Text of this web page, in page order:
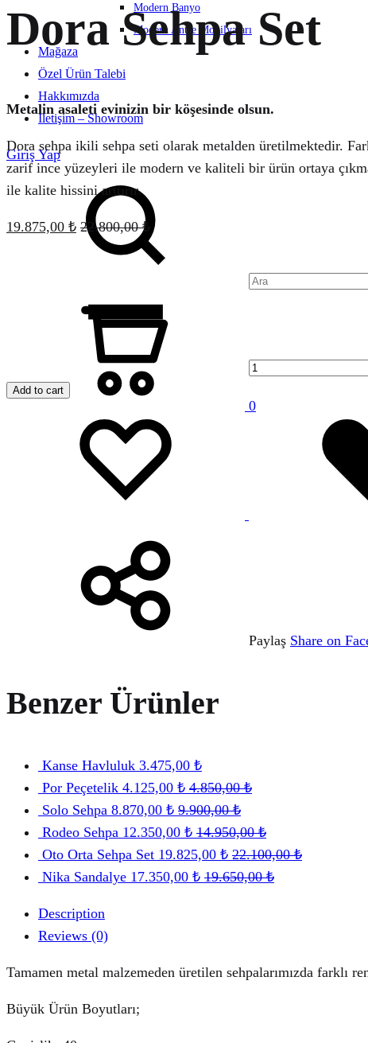
Modern Banyo
Modern Antre Mobilyaları
Mağaza
Özel Ürün Talebi
Hakkımızda
İletişim – Showroom
Giriş Yap
Ara
0
Dora Sehpa Set
Metalin asaleti evinizin bir köşesinde olsun.
Dora sehpa ikili sehpa seti olarak metalden üretilmektedir.
zarif ince yüzeyleri ile modern ve kaliteli bir ürün ortaya
ile kalite hissini arttırır.
19.875,00 ₺ 22.800,00₺
Add to cart
Favorilere
Adding
Paylaş Share on
Benzer Ürünler
Kanse Havluluk 3.475,00 ₺
Por Peçetelik 4.125,00 ₺ 4.850,00₺
Solo Sehpa 8.870,00 ₺ 9.900,00₺
Rodeo Sehpa 12.350,00 ₺ 14.950,00₺
Oto Orta Sehpa Set 19.825,00 ₺ 22.100,00₺
Nika Sandalye 17.350,00 ₺ 19.650,00₺
Description
Reviews (0)
Tamamen metal malzemeden üretilen sehpalarımızda farklı
Büyük Ürün Boyutları;